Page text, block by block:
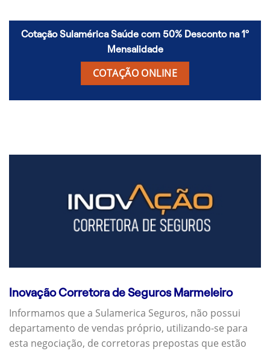
Cotação Sulamérica Saúde com 50% Desconto na 1º
Mensalidade
COTAÇÃO ONLINE
Inovação Corretora de Seguros Marmeleiro
Informamos que a Sulamerica Seguros, não possui
departamento de vendas próprio, utilizando-se para
esta negociação, de corretoras prepostas que estão